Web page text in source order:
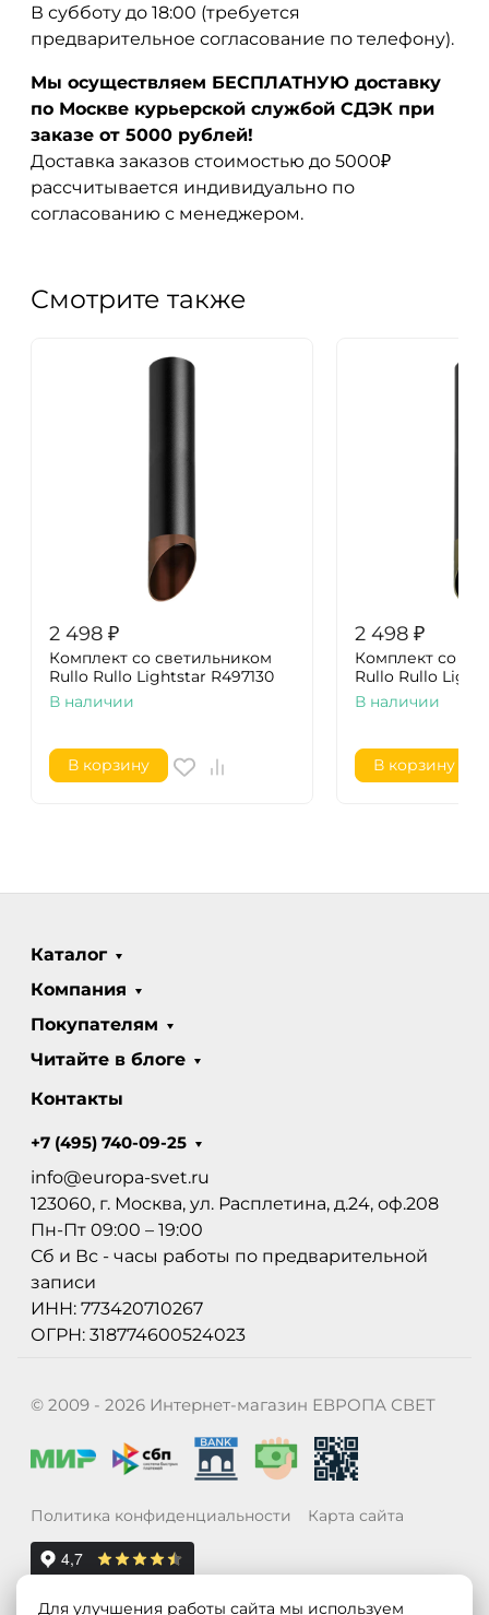
В субботу до 18:00 (требуется
предварительное согласование по телефону).
Мы осуществляем БЕСПЛАТНУЮ доставку
по Москве курьерской службой СДЭК при
заказе от 5000 рублей!
Доставка заказов стоимостью до 5000₽
рассчитывается индивидуально по
согласованию с менеджером.
Смотрите также
2 498 ₽
Комплект со светильником
Rullo Rullo Lightstar R497130
В наличии
В корзину
2 498 ₽
Комплект со
Rullo Rullo
В наличии
В корзину
Каталог
Компания
Покупателям
Читайте в блоге
Контакты
+7 (495) 740-09-25
info@europa-svet.ru
123060, г. Москва, ул. Расплетина, д.24, оф.208
Пн-Пт 09:00 – 19:00
Сб и Вс - часы работы по предварительной
записи
ИНН: 773420710267
ОГРН: 318774600524023
© 2009 - 2026 Интернет-магазин ЕВРОПА СВЕТ
Политика конфиденциальности Карта сайта
Для улучшения работы сайта мы используем